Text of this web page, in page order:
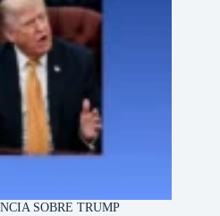
SOBRE TRUMP